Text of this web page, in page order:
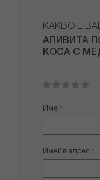
КАКВО Е
АПИВИТА
КОСА С
star
stars
stars
stars
stars
Име
Имейл адрес